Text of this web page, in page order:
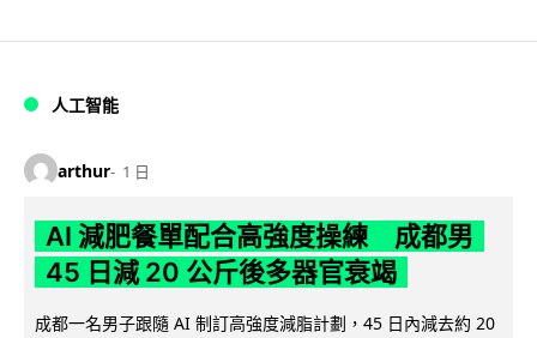
人工智能
arthur 1 日
AI 減肥餐單配合高強度操練 成都男
45 日減 20 公斤後多器官衰竭
成都一名男子跟隨 AI 制訂高強度減脂計劃，45 日內減去約 20